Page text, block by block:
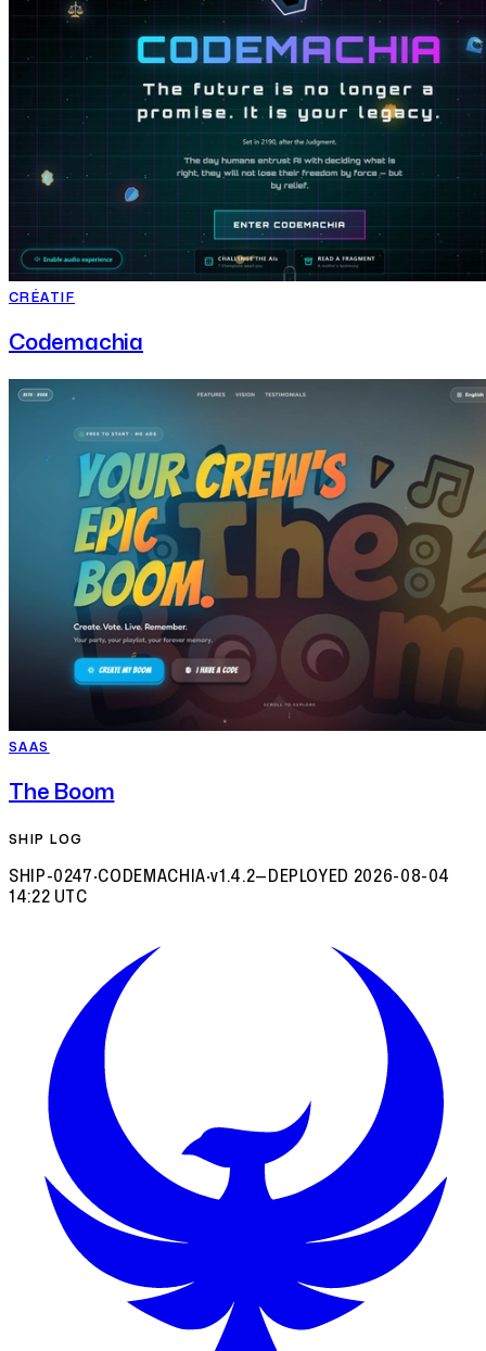
CRÉATIF
Codemachia
SAAS
The Boom
SHIP LOG
SHIP-0247·CODEMACHIA·v1.4.2— DEPLOYED 2026-08-04
14:22 UTC